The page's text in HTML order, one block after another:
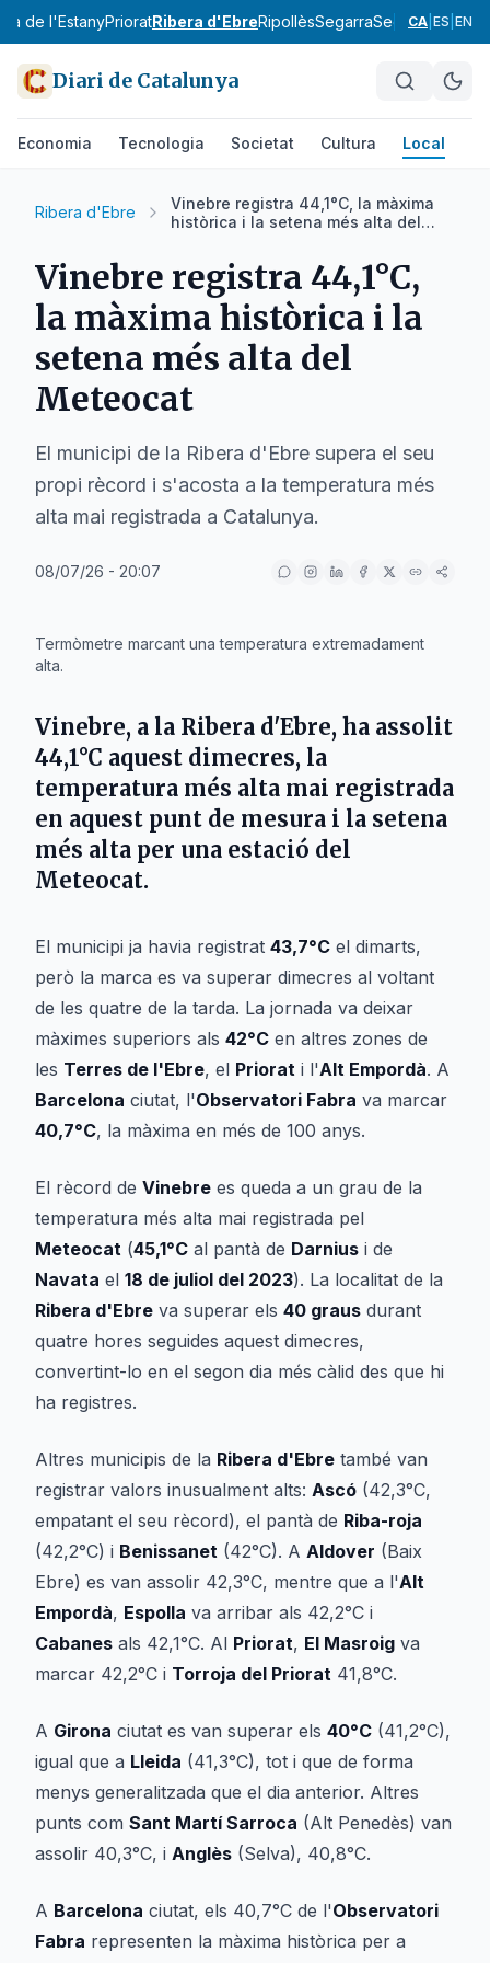
Pla de l'EstanyPrioratRibera d'EbreRipollèsSegarraSegriàSelva
CA ES EN
Diari de Catalunya
Economia Tecnologia Societat Cultura Local
Ribera d'Ebre
Vinebre registra 44,1°C, la màxima
històrica i la setena més alta del
Vinebre registra 44,1°C,
la màxima històrica i la
setena més alta del
Meteocat
El municipi de la Ribera d'Ebre supera el seu
propi rècord i s'acosta a la temperatura més
alta mai registrada a Catalunya.
08/07/26 - 20:07
Termòmetre marcant una temperatura extremadament
alta.
Vinebre, a la Ribera d'Ebre, ha assolit
44,1°C aquest dimecres, la
temperatura més alta mai registrada
en aquest punt de mesura i la setena
més alta per una estació del
Meteocat.
El municipi ja havia registrat 43,7°C el dimarts,
però la marca es va superar dimecres al voltant
de les quatre de la tarda. La jornada va deixar
màximes superiors als 42°C en altres zones de
les Terres de l'Ebre, el Priorat i l'Alt Empordà. A
Barcelona ciutat, l'Observatori Fabra va marcar
40,7°C, la màxima en més de 100 anys.
El rècord de Vinebre es queda a un grau de la
temperatura més alta mai registrada pel
Meteocat (45,1°C al pantà de Darnius i de
Navata el 18 de juliol del 2023). La localitat de la
Ribera d'Ebre va superar els 40 graus durant
quatre hores seguides aquest dimecres,
convertint-lo en el segon dia més càlid des que hi
ha registres.
Altres municipis de la Ribera d'Ebre també van
registrar valors inusualment alts: Ascó (42,3°C,
empatant el seu rècord), el pantà de Riba-roja
(42,2°C) i Benissanet (42°C). A Aldover (Baix
Ebre) es van assolir 42,3°C, mentre que a l'Alt
Empordà, Espolla va arribar als 42,2°C i
Cabanes als 42,1°C. Al Priorat, El Masroig va
marcar 42,2°C i Torroja del Priorat 41,8°C.
A Girona ciutat es van superar els 40°C (41,2°C),
igual que a Lleida (41,3°C), tot i que de forma
menys generalitzada que el dia anterior. Altres
punts com Sant Martí Sarroca (Alt Penedès) van
assolir 40,3°C, i Anglès (Selva), 40,8°C.
A Barcelona ciutat, els 40,7°C de l'Observatori
Fabra representen la màxima històrica per a